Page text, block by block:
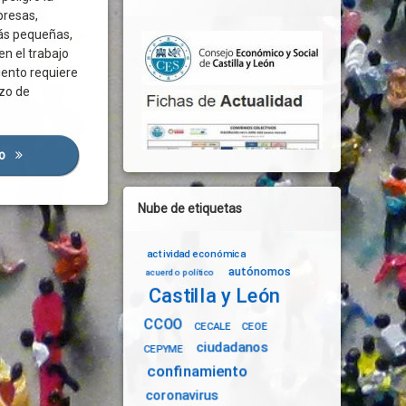
Y León
pequeñas,
el trabajo
requiere
de
El Diálogo Social Como Instrumento Esencial Para Una
Nube de etiquetas
actividad económica
acuerdo político autónomos
Castilla y León
CCOO CECALE
CEOE
CEPYME
ciudadanos
confinamiento
coronavirus